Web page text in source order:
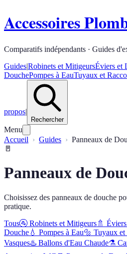
Accessoires
Comparatifs indépendants · Guides
Guides|Robinets et MitigeursÉviers et
DouchePompes à EauTuyaux et
propos|
Rechercher
Menu
Accueil
Guides
Panneaux de
🚪
Panneaux de
Choisissez des panneaux de douche
pratique.
Tous🚰 Robinets et Mitigeurs🚿
Douche 💧 Pompes à Eau🔩 Tuyaux et
Vasques♨️ Ballons d'Eau Chaude⚗️